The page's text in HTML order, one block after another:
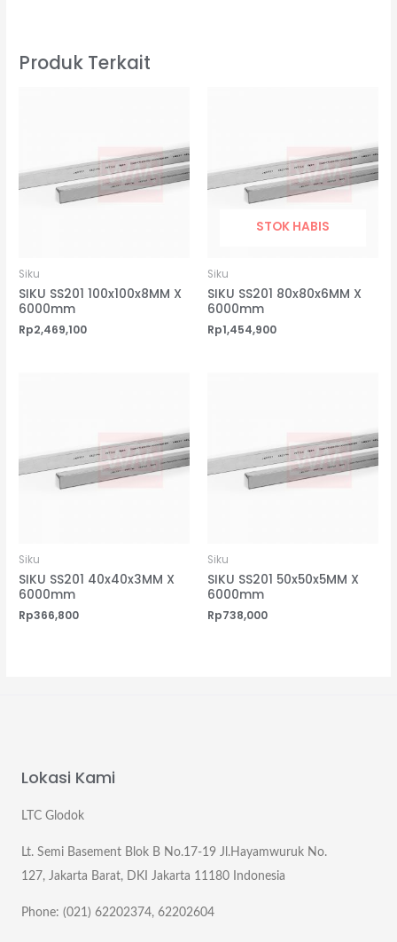
Produk Terkait
Siku
SIKU SS201 100x100x8MM X
6000mm
Rp2,469,100
STOK HABIS
Siku
SIKU SS201 80x80x6MM X
6000mm
Rp1,454,900
Siku
SIKU SS201 40x40x3MM X
6000mm
Rp366,800
Siku
SIKU SS201 50x50x5MM X
6000mm
Rp738,000
Lokasi Kami
LTC Glodok
Lt. Semi Basement Blok B No.17-19 Jl.Hayamwuruk No.
127, Jakarta Barat, DKI Jakarta 11180 Indonesia
Phone: (021) 62202374, 62202604